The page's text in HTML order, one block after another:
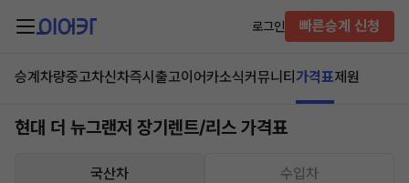
로그인 빠른승계 신청
승계차량중고차신차즉시출고이어카소식커뮤니티 가격표제원
현대 더 뉴그랜저 장기렌트/리스 가격표
국산차 수입차